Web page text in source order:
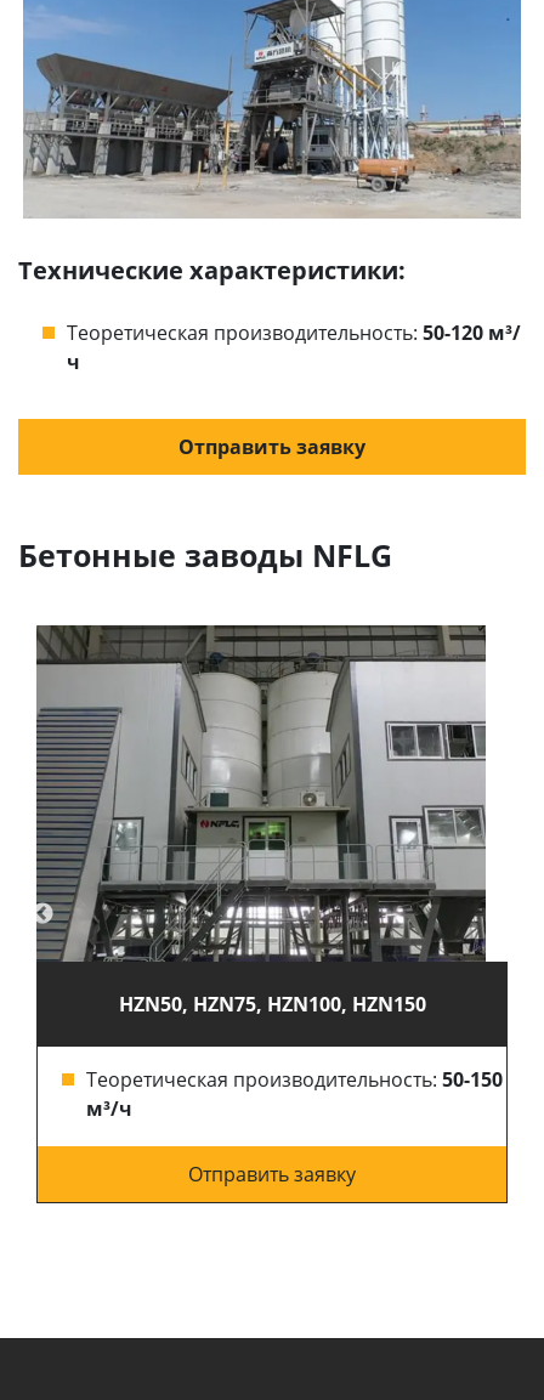
Технические характеристики:
Теоретическая производительность: 50-120 м³/
ч
Отправить заявку
Бетонные заводы NFLG
HZN50, HZN75, HZN100, HZN150
Теоретическая производительность: 50-150
м³/ч
Отправить заявку